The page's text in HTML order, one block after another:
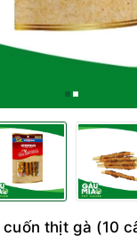
cuốn thịt gà (10